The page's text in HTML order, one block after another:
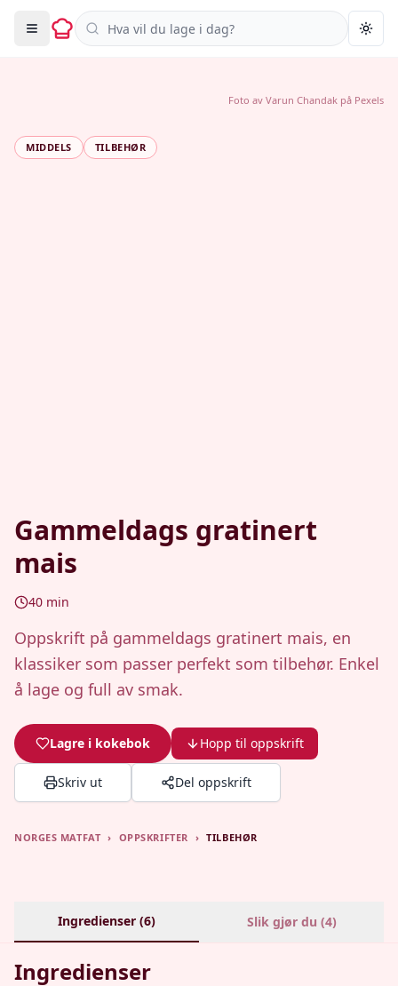
Søk i oppskrifter
MIDDELS TILBEHØR
Gammeldags gratinert
mais
40 min
Oppskrift på gammeldags gratinert mais, en
klassiker som passer perfekt som tilbehør. Enkel
å lage og full av smak.
Lagre i kokebok Hopp til oppskrift
Skriv ut Del oppskrift
Foto av Varun Chandak på Pexels
NORGES MATFAT › OPPSKRIFTER › TILBEHØR
Ingredienser (6) Slik gjør du (4)
Ingredienser